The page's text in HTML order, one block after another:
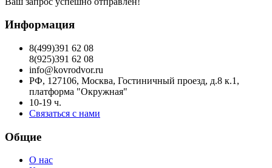
Информация
8(499)391 62 08
8(925)391 62 08
info@kovrodvor.ru
РФ, 127106, Москва, Гостиничный проезд, д.8 к.1,
платформа "Окружная"
10-19 ч.
Связаться с нами
Общие
О нас